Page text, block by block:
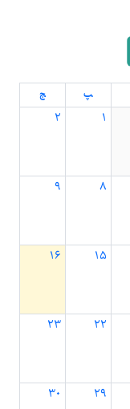
۱ ۲
۸ ۹
۱۵ ۱۶
۲۲ ۲۳
۲۹ ۳۰